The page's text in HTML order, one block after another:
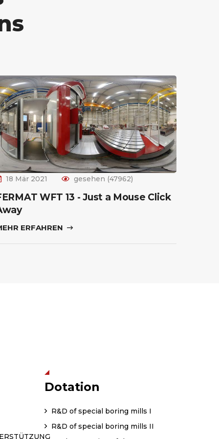
18 Mär 2021 gesehen (47962)
WFT 13 - Just a Mouse Click
ERFAHREN
Dotation
R&D of special boring mills I
R&D of special boring mills II